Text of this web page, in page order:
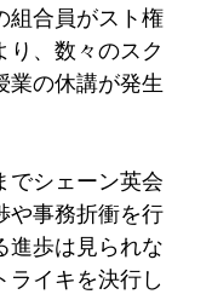
組合員がスト権
り、数々のスク
業の休講が発生
シェーン英会
や事務折衝を行
進歩は見られな
ライキを決行し